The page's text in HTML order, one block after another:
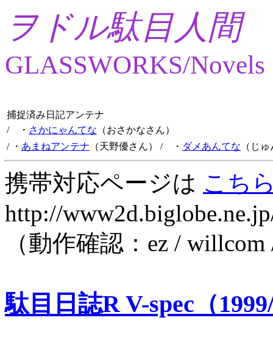
ヲドル駄目人間
GLASSWORKS/Novels
捕捉済み日記アンテナ
/ ・ さかにゃんてな （おさかなさん）
/ ・ あまねアンテナ （天野優さん） / ・ ダメあんてな （じ
携帯対応ページは こち
http://
（動作確認：ez /
駄目日誌R V-spec（